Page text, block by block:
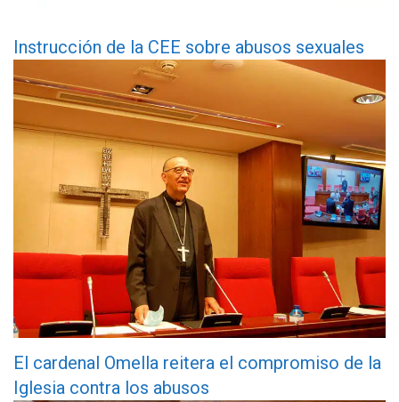
Instrucción de la CEE sobre abusos sexuales
El cardenal Omella reitera el compromiso de la
Iglesia contra los abusos